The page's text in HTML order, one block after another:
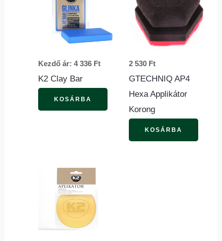
Kezdő ár:4 336 Ft
K2 Clay Bar
KOSÁRBA
terméknek
variációja
változatok
termékoldalon
választhatók
2 530 Ft
GTECHNIQ AP4
Hexa Applikátor
Korong
KOSÁRBA